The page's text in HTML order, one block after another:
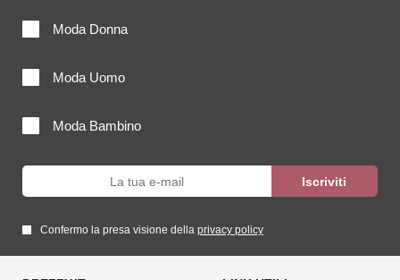
Moda Donna
Moda Uomo
Moda Bambino
Confermo la presa visione della privacy policy